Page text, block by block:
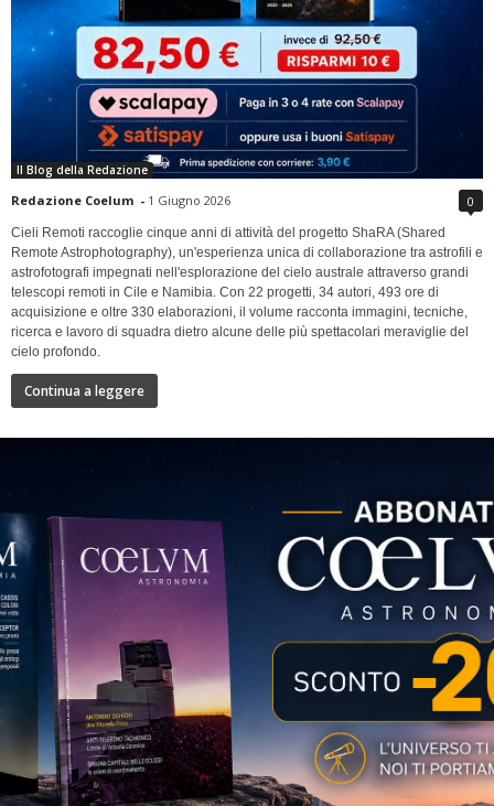
Il Blog della Redazione
Redazione Coelum - 1 Giugno 2026 0
Cieli Remoti raccoglie cinque anni di attività del progetto ShaRA (Shared
Remote Astrophotography), un'esperienza unica di collaborazione tra astrofili e
astrofotografi impegnati nell'esplorazione del cielo australe attraverso grandi
telescopi remoti in Cile e Namibia. Con 22 progetti, 34 autori, 493 ore di
acquisizione e oltre 330 elaborazioni, il volume racconta immagini, tecniche,
ricerca e lavoro di squadra dietro alcune delle più spettacolari meraviglie del
cielo profondo.
Continua a leggere